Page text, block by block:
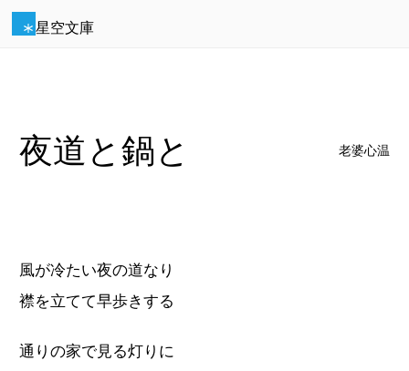
星空文庫
夜道と鍋と 老婆心温
風が冷たい夜の道なり
襟を立てて早歩きする
通りの家で見る灯りに